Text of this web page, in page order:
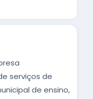
serviços de
de ensino,